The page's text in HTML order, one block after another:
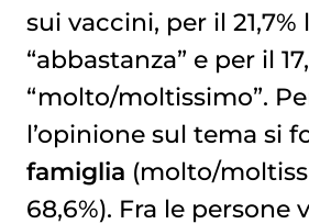
sui vaccini, per il 21,7%
“abbastanza” e per il
“molto/moltissimo”.
l’opinione sul tema si
famiglia (molto/
68,6%). Fra le persone